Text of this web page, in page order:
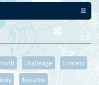
Challenge
Contest
Ibexams